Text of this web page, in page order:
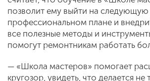
позволит ему выйти на следующую
профессиональном плане и
все полезные методы и
помогут ремонтникам работать
— «Школа мастеров» помогает
кругозор, увидеть, что делается не